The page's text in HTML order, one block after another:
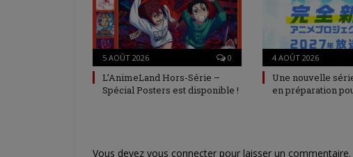
5 AOÛT 2026 0
L’AnimeLand Hors-Série –
Spécial Posters est disponible !
4 AOÛT 2026
Une nouvelle
en préparation
Vous devez vous connecter pour laisser un commentaire.